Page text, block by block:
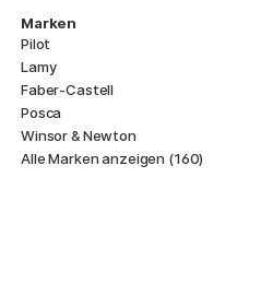
Marken
Pilot
Lamy
Faber-Castell
Posca
Winsor & Newton
Alle Marken anzeigen (160)